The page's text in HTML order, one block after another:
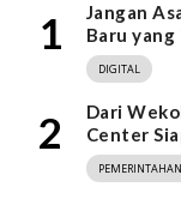
1
Jangan
Baru yang
DIGITAL
2
Dari
Center
PEMERINTAHAN